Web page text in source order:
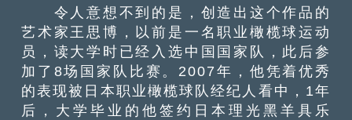
令人意想不到的是，创造出这个作品的
艺术家王思博，以前是一名职业橄榄球运动
员
， 读大学时已经入选中国国家队，此后参
加了 8场国家队比赛。 2007年，他凭着优秀
的表现被日本职业橄榄球队经纪人看中 ，1年
后，大学毕业的他签约日本理光黑羊具乐